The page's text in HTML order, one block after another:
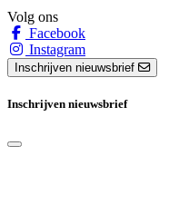
Volg ons
Facebook
Instagram
Inschrijven nieuwsbrief
Inschrijven nieuwsbrief